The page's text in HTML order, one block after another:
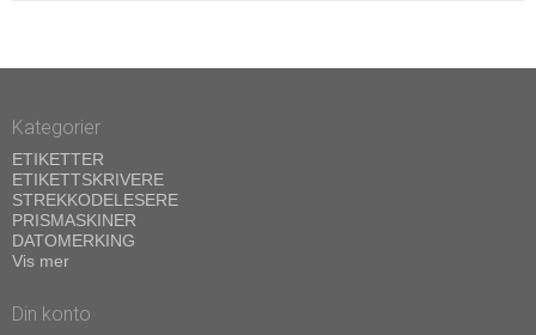
Kategorier
ETIKETTER
ETIKETTSKRIVERE
STREKKODELESERE
PRISMASKINER
DATOMERKING
Vis mer
Din konto